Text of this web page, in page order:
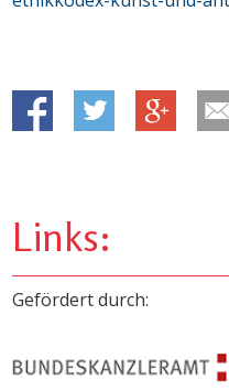
Links:
Gefördert durch: